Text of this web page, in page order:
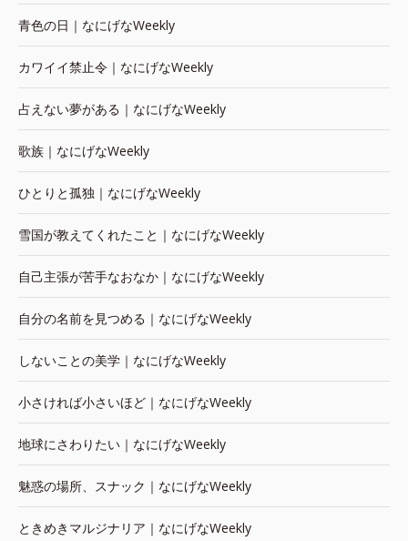
青色の日｜なにげなWeekly
カワイイ禁止令｜なにげなWeekly
占えない夢がある｜なにげなWeekly
歌族｜なにげなWeekly
ひとりと孤独｜なにげなWeekly
雪国が教えてくれたこと｜なにげなWeekly
自己主張が苦手なおなか｜なにげなWeekly
自分の名前を見つめる｜なにげなWeekly
しないことの美学｜なにげなWeekly
小さければ小さいほど｜なにげなWeekly
地球にさわりたい｜なにげなWeekly
魅惑の場所、スナック｜なにげなWeekly
ときめきマルジナリア｜なにげなWeekly